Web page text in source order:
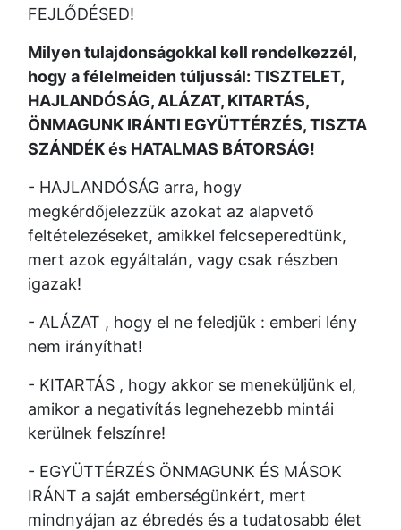
FEJLŐDÉSED!
Milyen tulajdonságokkal kell rendelkezzél,
hogy a félelmeiden túljussál: TISZTELET,
HAJLANDÓSÁG, ALÁZAT, KITARTÁS,
ÖNMAGUNK IRÁNTI EGYÜTTÉRZÉS, TISZTA
SZÁNDÉK és HATALMAS BÁTORSÁG!
- HAJLANDÓSÁG arra, hogy
megkérdőjelezzük azokat az alapvető
feltételezéseket, amikkel felcseperedtünk,
mert azok egyáltalán, vagy csak részben
igazak!
- ALÁZAT , hogy el ne feledjük : emberi lény
nem irányíthat!
- KITARTÁS , hogy akkor se meneküljünk el,
amikor a negativítás legnehezebb mintái
kerülnek felszínre!
- EGYÜTTÉRZÉS ÖNMAGUNK ÉS MÁSOK
IRÁNT a saját emberségünkért, mert
mindnyájan az ébredés és a tudatosabb élet